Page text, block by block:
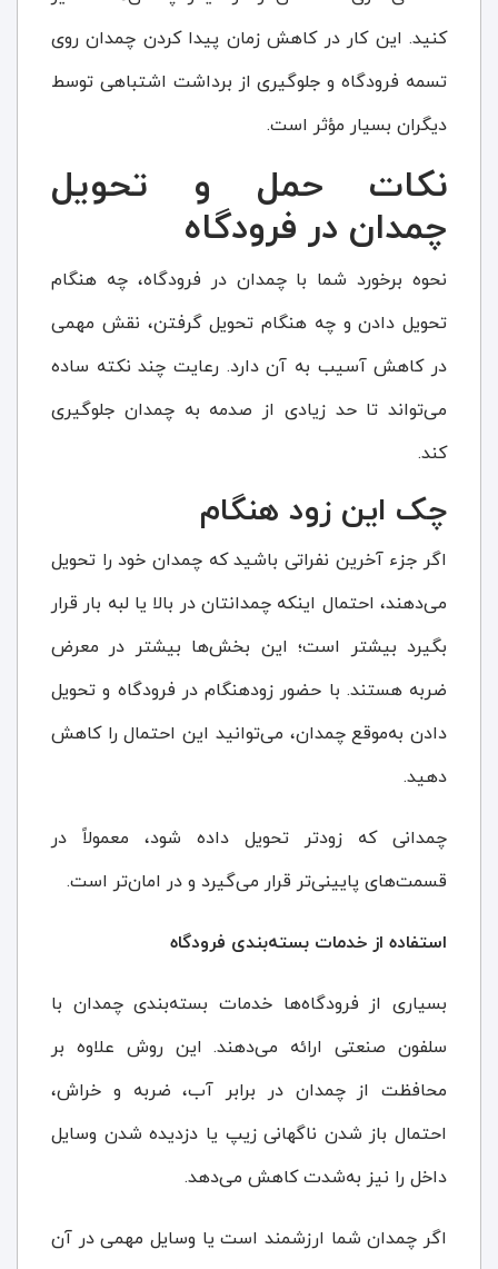
کنید. این کار در کاهش زمان پیدا کردن چمدان روی
تسمه فرودگاه و جلوگیری از برداشت اشتباهی توسط
دیگران بسیار مؤثر است.
نکات حمل و تحویل
چمدان در فرودگاه
نحوه برخورد شما با چمدان در فرودگاه، چه هنگام
تحویل دادن و چه هنگام تحویل گرفتن، نقش مهمی
در کاهش آسیب به آن دارد. رعایت چند نکته ساده
می‌تواند تا حد زیادی از صدمه به چمدان جلوگیری
کند.
چک این زود هنگام
اگر جزء آخرین نفراتی باشید که چمدان خود را تحویل
می‌دهند، احتمال اینکه چمدانتان در بالا یا لبه بار قرار
بگیرد بیشتر است؛ این بخش‌ها بیشتر در معرض
ضربه هستند. با حضور زودهنگام در فرودگاه و تحویل
دادن به‌موقع چمدان، می‌توانید این احتمال را کاهش
دهید.
چمدانی که زودتر تحویل داده شود، معمولاً در
قسمت‌های پایینی‌تر قرار می‌گیرد و در امان‌تر است.
استفاده از خدمات بسته‌بندی فرودگاه
بسیاری از فرودگاه‌ها خدمات بسته‌بندی چمدان با
سلفون صنعتی ارائه می‌دهند. این روش علاوه بر
محافظت از چمدان در برابر آب، ضربه و خراش،
احتمال باز شدن ناگهانی زیپ یا دزدیده شدن وسایل
داخل را نیز به‌شدت کاهش می‌دهد.
اگر چمدان شما ارزشمند است یا وسایل مهمی در آن